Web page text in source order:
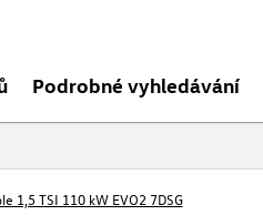
Podrobné vyhledávání
1,5 TSI 110 kW EVO2 7DSG